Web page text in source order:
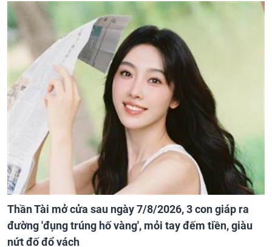
Thần Tài mở cửa sau ngày 7/8/2026, 3 con giáp ra
đường 'đụng trúng hố vàng', mỏi tay đếm tiền, giàu
nứt đố đổ vách